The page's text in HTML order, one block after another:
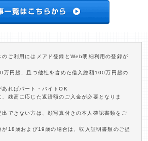
のご利用にはメアド登録とWeb明細利用の登録が
万円超、且つ他社を含めた借入総額100万円超の
ればパート・バイトOK
残高に応じた返済額のご入金が必要となりま
できない方は、顔写真付きの本人確認書類をご
が18歳および19歳の場合は、収入証明書類のご提